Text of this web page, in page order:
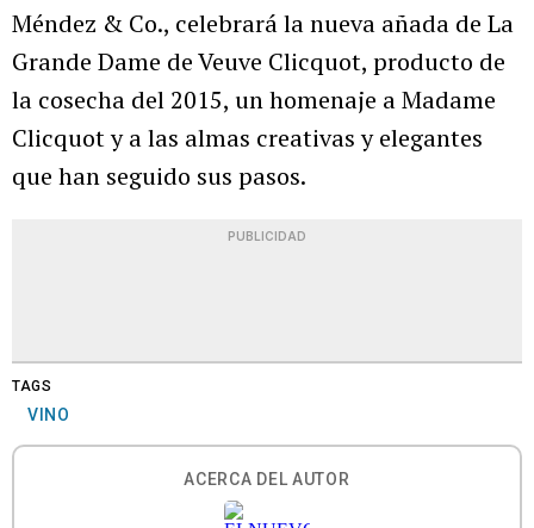
Méndez & Co., celebrará la nueva añada de La
Grande Dame de Veuve Clicquot, producto de
la cosecha del 2015, un homenaje a Madame
Clicquot y a las almas creativas y elegantes
que han seguido sus pasos.
PUBLICIDAD
TAGS
VINO
ACERCA DEL AUTOR